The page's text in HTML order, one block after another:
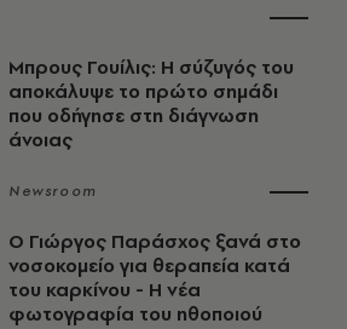
Μπρους Γουίλις: Η σύζυγός του
αποκάλυψε το πρώτο σημάδι
που οδήγησε στη διάγνωση
άνοιας
Newsroom
O Γιώργος Παράσχος ξανά στο
νοσοκομείο για θεραπεία κατά
του καρκίνου - Η νέα
φωτογραφία του ηθοποιού